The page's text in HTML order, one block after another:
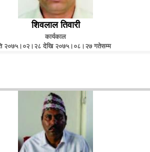
शिवलाल तिवारी
कार्यकाल
२०७५।०२।२८ देखि २०७५।०८।२७ गतेसम्म